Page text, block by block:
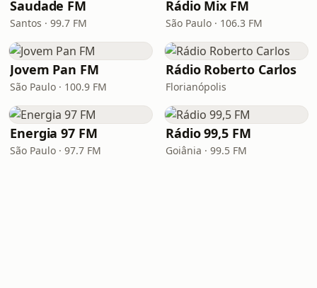
Saudade FM
Santos · 99.7 FM
Rádio Mix FM
São Paulo · 106.3 FM
Jovem Pan FM
São Paulo · 100.9 FM
Rádio Roberto Carlos
Florianópolis
Energia 97 FM
São Paulo · 97.7 FM
Rádio 99,5 FM
Goiânia · 99.5 FM